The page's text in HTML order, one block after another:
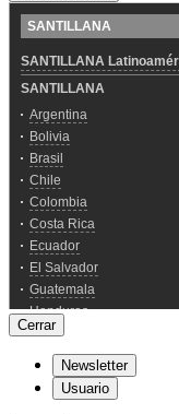
Cerrar
Newsletter
Usuario